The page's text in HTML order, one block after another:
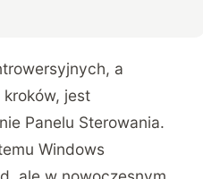
a
jest
Panelu Sterowania.
Windows